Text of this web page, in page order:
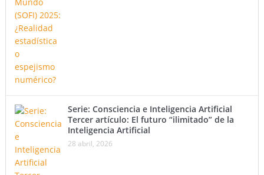
Serie: Consciencia e Inteligencia Artificial
Tercer artículo: El futuro “ilimitado” de la
Inteligencia Artificial
28 abril, 2026